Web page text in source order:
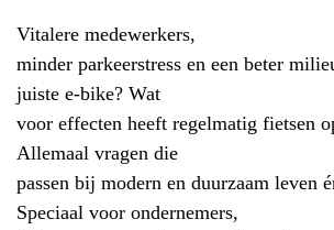
Vitalere medewerkers,
minder parkeerstress en een beter
juiste e-bike? Wat
voor effecten heeft regelmatig fietsen
Allemaal vragen die
passen bij modern en duurzaam leven
Speciaal voor ondernemers,